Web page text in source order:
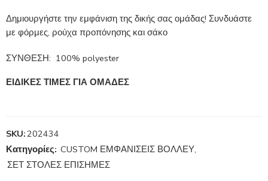
Δημιουργήστε την εμφάνιση της δικής σας ομάδας! Συνδυάστε
με φόρμες, ρούχα προπόνησης και σάκο
ΣΥΝΘΕΣΗ: 100% polyester
ΕΙΔΙΚΕΣ ΤΙΜΕΣ ΓΙΑ ΟΜΑΔΕΣ
SKU:202434
Κατηγορίες: CUSTOM ΕΜΦΑΝΙΣΕΙΣ ΒΟΛΛΕΥ,
ΣΕΤ ΣΤΟΛΕΣ ΕΠΙΣΗΜΕΣ